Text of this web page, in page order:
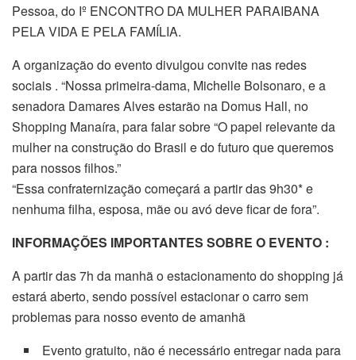
Pessoa, do Iº ENCONTRO DA MULHER PARAIBANA
PELA VIDA E PELA FAMÍLIA.
A organização do evento divulgou convite nas redes
sociais . “Nossa primeira-dama, Michelle Bolsonaro, e a
senadora Damares Alves estarão na Domus Hall, no
Shopping Manaíra, para falar sobre “O papel relevante da
mulher na construção do Brasil e do futuro que queremos
para nossos filhos.”
“Essa confraternização começará a partir das 9h30* e
nenhuma filha, esposa, mãe ou avó deve ficar de fora”.
INFORMAÇÕES IMPORTANTES SOBRE O EVENTO :
A partir das 7h da manhã o estacionamento do shopping já
estará aberto, sendo possível estacionar o carro sem
problemas para nosso evento de amanhã
Evento gratuito, não é necessário entregar nada para